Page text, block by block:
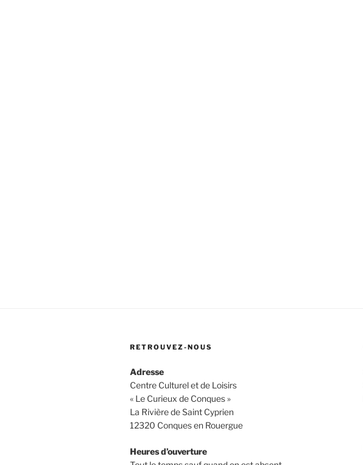
RETROUVEZ-NOUS
Adresse
Centre Culturel et de Loisirs
« Le Curieux de Conques »
La Rivière de Saint Cyprien
12320 Conques en Rouergue
Heures d’ouverture